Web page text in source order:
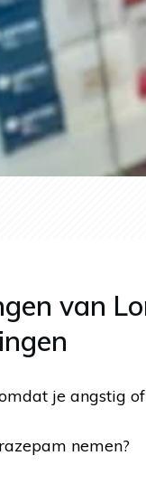
van
je angstig
nemen?